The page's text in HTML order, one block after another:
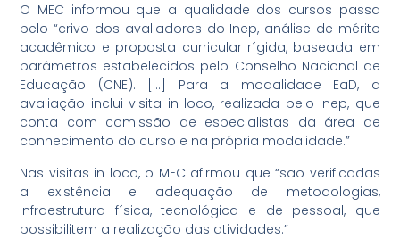
O MEC informou que a qualidade dos cursos passa
pelo “crivo dos avaliadores do Inep, análise de mérito
acadêmico e proposta curricular rígida, baseada em
parâmetros estabelecidos pelo Conselho Nacional de
Educação (CNE). […] Para a modalidade EaD, a
avaliação inclui visita in loco, realizada pelo Inep, que
conta com comissão de especialistas da área de
conhecimento do curso e na própria modalidade.”
Nas visitas in loco, o MEC afirmou que “são verificadas
a existência e adequação de metodologias,
infraestrutura física, tecnológica e de pessoal, que
possibilitem a realização das atividades.”